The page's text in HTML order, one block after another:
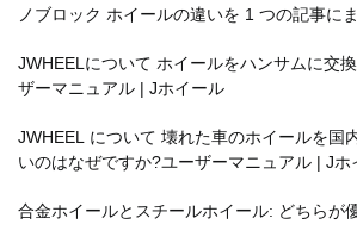
ノブロック ホイールの違いを 1 つの記事に
JWHEELについて ホイールをハンサムに交
ザーマニュアル | Jホイール
JWHEEL について 壊れた車のホイールを国
いのはなぜですか?ユーザーマニュアル | Jホ
合金ホイールとスチールホイール: どちらが